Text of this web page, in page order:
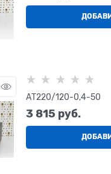
АТ220/120-0,4-50
3 815 руб.